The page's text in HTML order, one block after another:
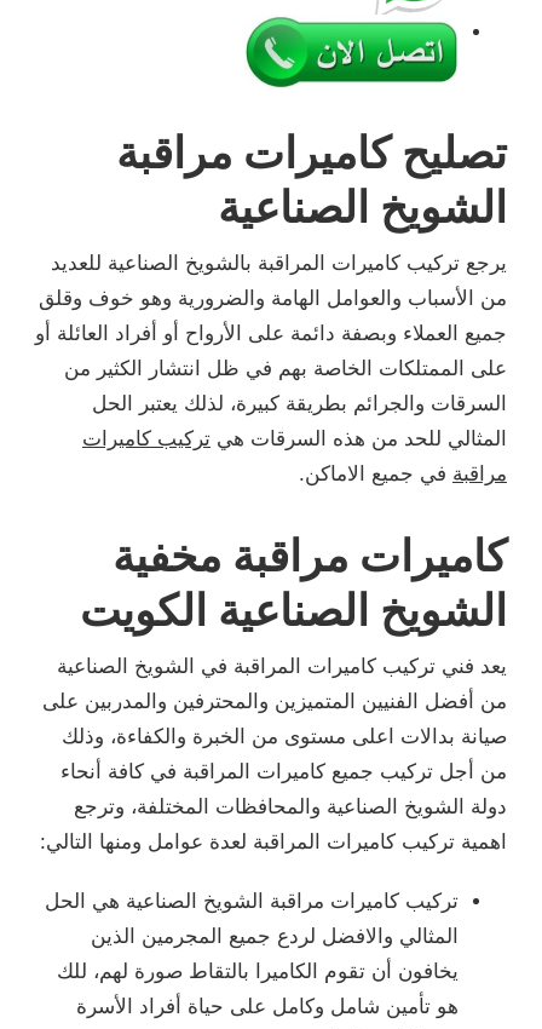
تصليح كاميرات مراقبة
الشويخ الصناعية
يرجع تركيب كاميرات المراقبة بالشويخ الصناعية للعديد
من الأسباب والعوامل الهامة والضرورية وهو خوف وقلق
جميع العملاء وبصفة دائمة على الأرواح أو أفراد العائلة أو
على الممتلكات الخاصة بهم في ظل انتشار الكثير من
السرقات والجرائم بطريقة كبيرة، لذلك يعتبر الحل
المثالي للحد من هذه السرقات هي تركيب كاميرات
مراقبة في جميع الاماكن.
كاميرات مراقبة مخفية
الشويخ الصناعية الكويت
يعد فني تركيب كاميرات المراقبة في الشويخ الصناعية
من أفضل الفنيين المتميزين والمحترفين والمدربين على
صيانة بدالات اعلى مستوى من الخبرة والكفاءة، وذلك
من أجل تركيب جميع كاميرات المراقبة في كافة أنحاء
دولة الشويخ الصناعية والمحافظات المختلفة، وترجع
اهمية تركيب كاميرات المراقبة لعدة عوامل ومنها التالي:
تركيب كاميرات مراقبة الشويخ الصناعية هي الحل
المثالي والافضل لردع جميع المجرمين الذين
يخافون أن تقوم الكاميرا بالتقاط صورة لهم، للك
هو تأمين شامل وكامل على حياة أفراد الأسرة